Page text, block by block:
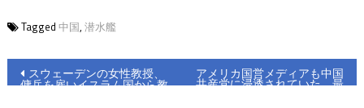
Tagged 中国, 潜水艦
投スウェーデンの女性教授、
傭兵を雇いイスラム国から教
アメリカ国営メディアも中国
共産党に浸透されていた 最